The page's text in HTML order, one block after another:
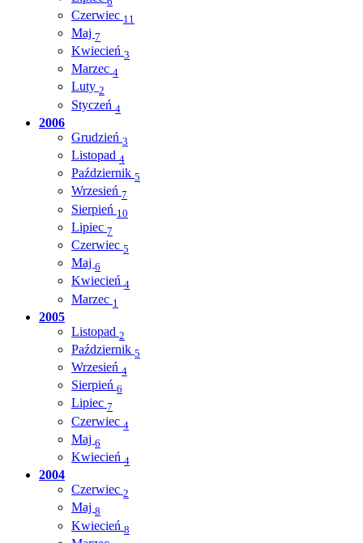
Czerwiec 11
Maj 7
Kwiecień 3
Marzec 4
Luty 2
Styczeń 4
2006
Grudzień 3
Listopad 4
Październik 5
Wrzesień 7
Sierpień 10
Lipiec 7
Czerwiec 5
Maj 6
Kwiecień 4
Marzec 1
2005
Listopad 2
Październik 5
Wrzesień 4
Sierpień 6
Lipiec 7
Czerwiec 4
Maj 6
Kwiecień 4
2004
Czerwiec 2
Maj 8
Kwiecień 8